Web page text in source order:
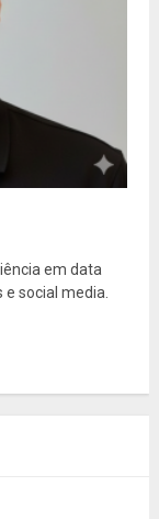
em data
social media.